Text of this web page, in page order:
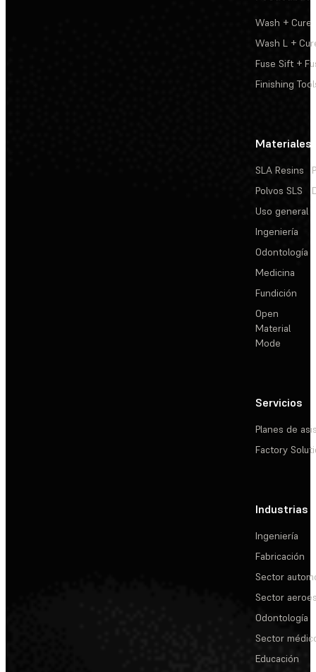
Wash + Cure
Wash L +
Fuse Sift +
Finishing
Materiales
SLA Resins
Polvos SLS
Uso general
Ingeniería
Odontología
Medicina
Fundición
Open
Material
Mode
Servicios
Planes de
Factory
Industrias
Ingeniería
Fabricación
Sector
Sector
Odontología
Sector
Educación